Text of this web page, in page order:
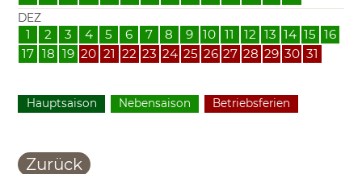
DEZ
1 2 3 4 5 6 7 8 9 10 11 12 13 14 15
16
17 18 19 20 21 22 23 24 25 26 27 28 29 30 31
Hauptsaison Nebensaison Betriebsferien
Zurück